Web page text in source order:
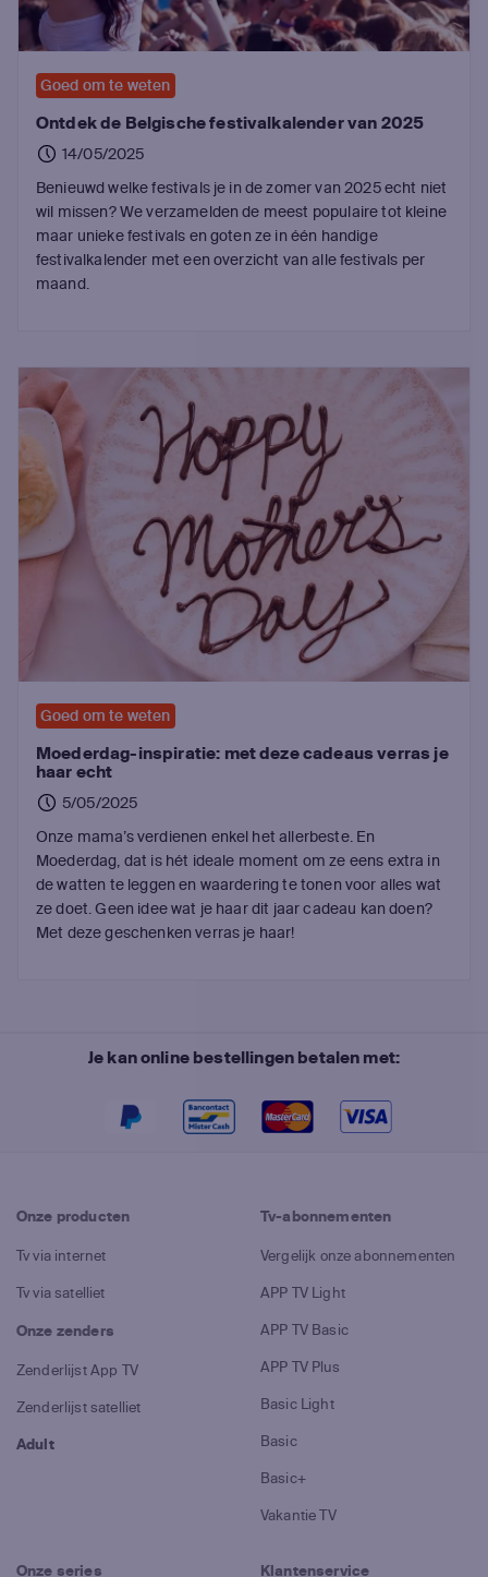
Goed om te weten
Ontdek de Belgische festivalkalender van 2025
14/05/2025
Benieuwd welke festivals je in de zomer van 2025 echt niet
wil missen? We verzamelden de meest populaire tot kleine
maar unieke festivals en goten ze in één handige
festivalkalender met een overzicht van alle festivals per
maand.
Goed om te weten
Moederdag-inspiratie: met deze cadeaus verras je
haar echt
5/05/2025
Onze mama’s verdienen enkel het allerbeste. En
Moederdag, dat is hét ideale moment om ze eens extra in
de watten te leggen en waardering te tonen voor alles wat
ze doet. Geen idee wat je haar dit jaar cadeau kan doen?
Met deze geschenken verras je haar!
Je kan online bestellingen betalen met:
Onze producten
Tv via internet
Tv via satelliet
Onze zenders
Zenderlijst App TV
Zenderlijst satelliet
Adult
Tv-abonnementen
Vergelijk onze abonnementen
APP TV Light
APP TV Basic
APP TV Plus
Basic Light
Basic
Basic+
Vakantie TV
Onze series Klantenservice